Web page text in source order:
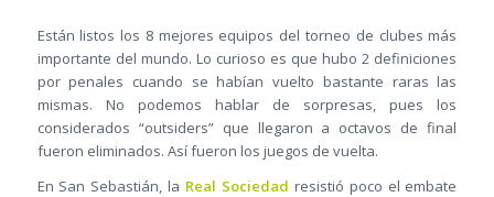
Están listos los 8 mejores equipos del torneo de clubes más
importante del mundo. Lo curioso es que hubo 2 definiciones
por penales cuando se habían vuelto bastante raras las
mismas. No podemos hablar de sorpresas, pues los
considerados “outsiders” que llegaron a octavos de final
fueron eliminados. Así fueron los juegos de vuelta.
En San Sebastián, la Real Sociedad resistió poco el embate